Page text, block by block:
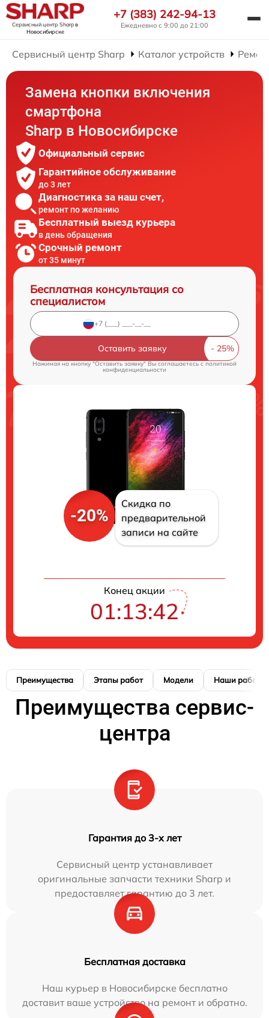
Сервисный центр Sharpв
Новосибирске
+7 (383) 242-94-13
Ежедневно с 9:00 до 21:00
Сервисный центр Sharp Каталог устройств
Замена кнопки включения
смартфона
Sharp в Новосибирске
Официальный сервис
Гарантийное обслуживание
до 3 лет
Диагностика за наш счет,
ремонт по желанию
Бесплатный выезд курьера
в день обращения
Срочный ремонт
от 35 минут
Бесплатная консультация со
специалистом
Оставить заявку
Нажимая на кнопку "Оставить заявку" Вы соглашаетесь cполитикой
конфиденциальности
-20%
Скидка по
предварительной
записи на сайте
Конец акции
01:13:41
Преимущества Этапы работ Модели Наши работы
Преимущества сервис-
центра
Гарантия до 3-х лет
Сервисный центр устанавливает
оригинальные запчасти техники Sharp и
предоставляет гарантию до 3 лет.
Бесплатная доставка
Наш курьер в Новосибирске бесплатно
доставит ваше устройство на ремонт и обратно.